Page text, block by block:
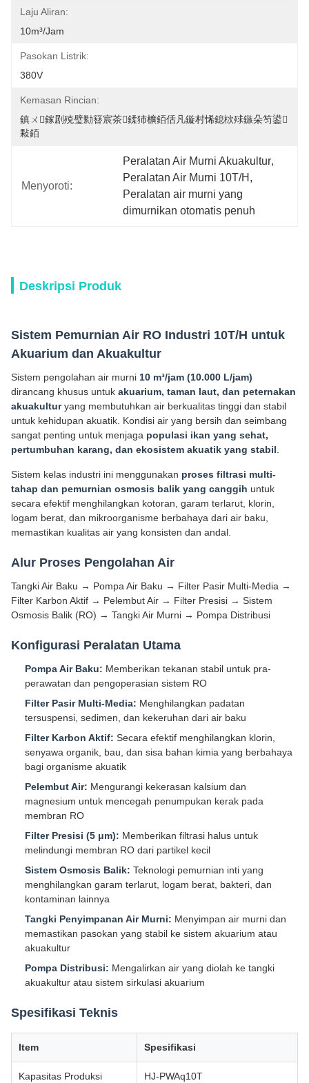
Laju Aliran:
10m³/jam
Pasokan Listrik:
380V
Kemasan Rincian:
鎮ㄨ鎵剧殑璧勬簮宸茶鍒犻櫎銆佸凡鏇村悕鎴栨殏鏃朵笉鍙
敤銆
Menyoroti:
Peralatan Air Murni Akuakultur,
Peralatan Air Murni 10T/H ,
Peralatan air murni yang
dimurnikan otomatis penuh
Deskripsi Produk
Sistem Pemurnian Air RO Industri 10T/H untuk
Akuarium dan Akuakultur
Sistem pengolahan air murni 10 m³/jam (10.000 L/jam)
dirancang khusus untuk akuarium, taman laut, dan peternakan
akuakulturyang membutuhkan air berkualitas tinggi dan stabil
untuk kehidupan akuatik. Kondisi air yang bersih dan seimbang
sangat penting untuk menjaga populasi ikan yang sehat,
pertumbuhan karang, dan ekosistem akuatik yang stabil
Sistem kelas industri ini menggunakan proses filtrasi multi-
tahap dan pemurnian osmosis balik yang canggih untuk
secara efektif menghilangkan kotoran, garam terlarut, klorin,
logam berat, dan mikroorganisme berbahaya dari air baku,
memastikan kualitas air yang konsisten dan andal.
Alur Proses Pengolahan Air
Tangki Air Baku → Pompa Air Baku → Filter Pasir Multi-Media →
Filter Karbon Aktif → Pelembut Air → Filter Presisi → Sistem
Osmosis Balik (RO) → Tangki Air Murni → Pompa Distribusi
Konfigurasi Peralatan Utama
Pompa Air Baku: Memberikan tekanan stabil untuk pra-
perawatan dan pengoperasian sistem RO
Filter Pasir Multi-Media: Menghilangkan padatan
tersuspensi, sedimen, dan kekeruhan dari air baku
Filter Karbon Aktif: Secara efektif menghilangkan klorin,
senyawa organik, bau, dan sisa bahan kimia yang berbahaya
bagi organisme akuatik
Pelembut Air: Mengurangi kekerasan kalsium dan
magnesium untuk mencegah penumpukan kerak pada
membran RO
Filter Presisi (5 μm): Memberikan filtrasi halus untuk
melindungi membran RO dari partikel kecil
Sistem Osmosis Balik: Teknologi pemurnian inti yang
menghilangkan garam terlarut, logam berat, bakteri, dan
kontaminan lainnya
Tangki Penyimpanan Air Murni: Menyimpan air murni dan
memastikan pasokan yang stabil ke sistem akuarium atau
akuakultur
Pompa Distribusi: Mengalirkan air yang diolah ke tangki
akuakultur atau sistem sirkulasi akuarium
Spesifikasi Teknis
Item Spesifikasi
Kapasitas Produksi HJ-PWAq10T